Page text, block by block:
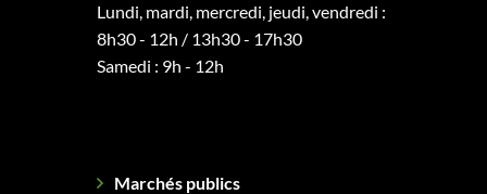
Lundi, mardi, mercredi, jeudi, vendredi :
8h30 - 12h / 13h30 - 17h30
Samedi : 9h - 12h
Marchés publics